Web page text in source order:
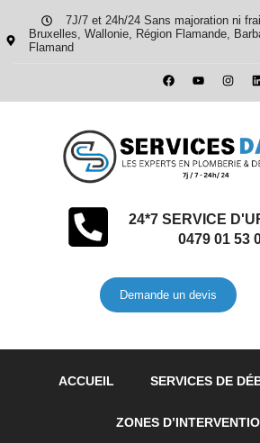
7J/7 et 24h/24 Sans majoration ni
Bruxelles, Wallonie, Région Flamande,
Flamand
24*7 SERVICE
0479 01 53
Demande un devis
ACCUEIL SERVICES DE
ZONES